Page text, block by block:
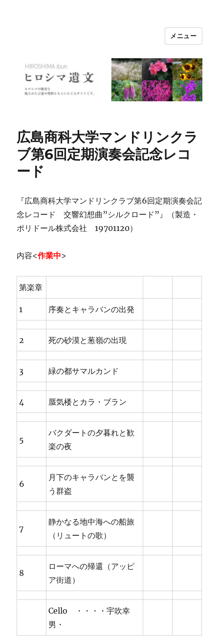
メニュー
広島商科大学マンドリンクラ
ブ第6回定期演奏会記念レコ
ード
『広島商科大学マンドリンクラブ第6回定期演奏会記
念レコード 交響幻想曲”シルクロード”』（製造・
ポリドール株式会社 19701120）
内容<作業中>
第楽章
1 序奏とキャラバンの出発
2 死の砂漠と葱嶺の出現
3 緑の都サマルカンド
4 蜃気楼とカラ・ブラン
5
バクダートの夕暮れと歓
楽の夜
6
月下のキャラバンとを襲
う群盗
7
静かなる地中海への船旅
（リュートの歌）
8
ローマへの帰還（アッピ
ア街道）
Cello ・・・・宇吹幸
男・